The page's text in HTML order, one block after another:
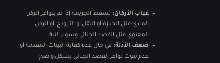
غياب الأركان: تسقط الجريمة إذا لم يتوافر الركن
المادي مثل الحيازة أو النقل أو الترويج، أو الركن
المعنوي مثل القصد الجنائي وسوء النية.
ضعف الأدلة: في حال عدم كفاية البينات المقدمة أو
عدم ثبوت توافر القصد الجنائي بشكل واضح.